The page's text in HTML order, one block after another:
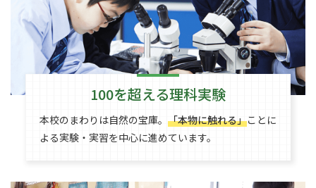
100を超える理科実験
本校のまわりは自然の宝庫。 「本物に触れる」ことに
よる実験・実習を中心に進めています。